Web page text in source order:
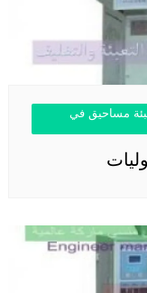
مساحيق في